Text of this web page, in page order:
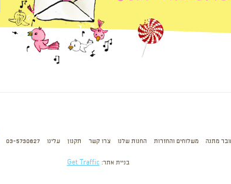
מתנה משלוחים והחזרות החנות שלנו צרו קשר תקנון עלינו 03-5730627
בניית אתר: Get Traffic